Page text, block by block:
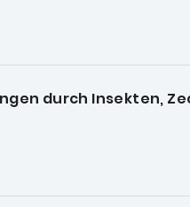
durch Insekten,